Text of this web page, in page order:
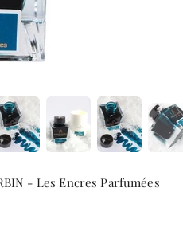
- Les Encres Parfumées